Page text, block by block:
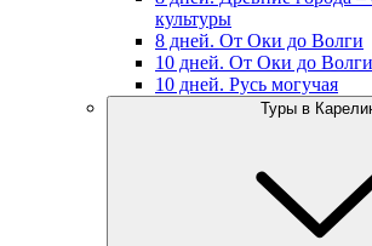
культуры
8 дней. От Оки до Волги
10 дней. От Оки до Волги
10 дней. Русь могучая
Туры в